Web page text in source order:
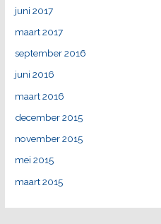
juni 2017
maart 2017
september 2016
juni 2016
maart 2016
december 2015
november 2015
mei 2015
maart 2015